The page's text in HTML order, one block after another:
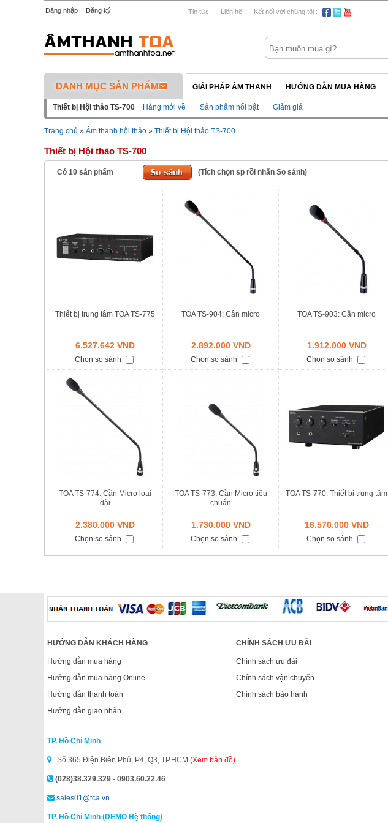
Đăng nhập | Đăng ký Tin tức | Liên hệ | Kết nối với chúng tôi :
DANH MỤC SẢN PHẨM GIẢI PHÁP ÂM THANH HƯỚNG DẪN MUA HÀNG
Thiết bị Hội thảo TS-700 Hàng mới về Sản phẩm nổi bật Giảm giá
Trang chủ » Âm thanh hội thảo » Thiết bị Hội thảo TS-700
Thiết bị Hội thảo TS-700
Có 10 sản phẩm (Tích chọn sp rồi nhấn So sánh)
Thiết bị trung tâm TOA TS-775
6.527.642 VND
Chọn so sánh
TOA TS-904: Cần micro
2.892.000 VND
Chọn so sánh
TOA TS-903: Cần micro
1.912.000 VND
Chọn so sánh
TOA TS-774: Cần Micro loại
dài
2.380.000 VND
Chọn so sánh
TOA TS-773: Cần Micro tiêu
chuẩn
1.730.000 VND
Chọn so sánh
TOA TS-770: Thiết bị trung tâm
16.570.000 VND
Chọn so sánh
HƯỚNG DẪN KHÁCH HÀNG
Hướng dẫn mua hàng
Hướng dẫn mua hàng Online
Hướng dẫn thanh toán
Hướng dẫn giao nhận
CHÍNH SÁCH ƯU ĐÃI
Chính sách ưu đãi
Chính sách vận chuyển
Chính sách bảo hành
TP. Hồ Chí Minh
Số 365 Điện Biên Phủ, P4, Q3, TP.HCM (Xem bản đồ)
(028)38.329.329 - 0903.60.22.46
sales01@tca.vn
TP. Hồ Chí Minh (DEMO Hệ thống)